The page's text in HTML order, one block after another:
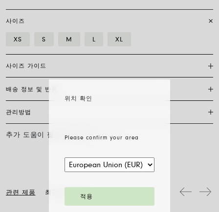
위치 확인
Please confirm your area
적용
사이즈
XS S M L XL
사이즈 가이드
플렉시트 브레이슬릿은 특허받은 포페의 독점 제품으로, 18캐럿 금으로
완전히 제작되어 신축성이 있어 걸쇠가 필요하지 않습니다. 적합한 사이
즈를 찾으려면 손목 둘레를 측정하기만 하면 됩니다. 줄자나 실, 종이 조
각을 사용해 측정한 후 자로 길이를 재고 아래 표와 비교하세요.
사이즈 XS S M L XL
팔찌 직경은 최대 30%까지 확장 가능하며 유연성 덕분에 착용이 간편합
배송 정보 및 반품
FedEx를 통한 배송은 무료이며, 결제 완료일로부터 7~20일 이내에 배송
됩니다. 모든 주얼리는 FOPE 오리지널 패키지에 포장되어 발송됩니다.
주문 준비 소요 일수를 확인하려면 소재와 사이즈를 선택해 주세요.
관리방법
FOPE 주얼리의 광택과 아름다움을 오래도록 유지하기 위해 화학 제품이
세척 방법이 필요하지 않습니다. 부드러운 마른 천으로 표면을 닦아주시
기만 하면 됩니다. 다이아몬드 주얼리는 물과 순한 비누로 세척한 후 헹
추가 도움이 필요하신가요?문의하기
관련 제품 최근 본 내용